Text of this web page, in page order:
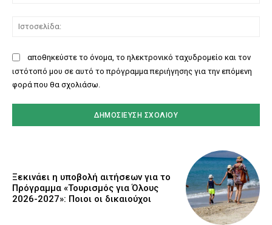
αποθηκεύστε το όνομα, το ηλεκτρονικό ταχυδρομείο και τον
ιστότοπό μου σε αυτό το πρόγραμμα περιήγησης για την επόμενη
φορά που θα σχολιάσω.
Ξεκινάει η υποβολή αιτήσεων για το
Πρόγραμμα «Τουρισμός για Όλους
2026-2027»: Ποιοι οι δικαιούχοι